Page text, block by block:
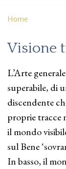
Home
Visione
L’Arte
superabile, di
discendente
proprie tracce
il mondo
sul Bene
In basso, il